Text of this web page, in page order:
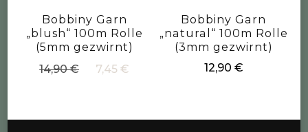
Bobbiny Garn
„blush“ 100m Rolle
(5mm gezwirnt)
14,90€
Ursprünglicher
7,45€
Bobbiny Garn
„natural“ 100m Rolle
(3mm gezwirnt)
12,90 €